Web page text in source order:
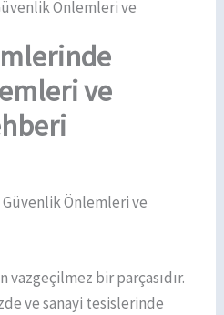
Önlemleri ve
ve
Önlemleri ve
vazgeçilmez bir parçasıdır.
ve sanayi tesislerinde